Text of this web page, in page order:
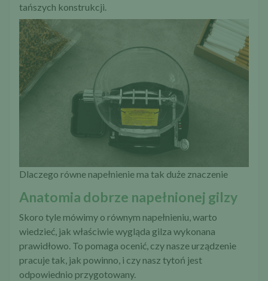
tańszych konstrukcji.
Dlaczego równe napełnienie ma tak duże znaczenie
Anatomia dobrze napełnionej gilzy
Skoro tyle mówimy o równym napełnieniu, warto
wiedzieć, jak właściwie wygląda gilza wykonana
prawidłowo. To pomaga ocenić, czy nasze urządzenie
pracuje tak, jak powinno, i czy nasz tytoń jest
odpowiednio przygotowany.